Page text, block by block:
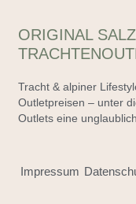
ORIGINAL
Tracht & alpiner
Outletpreisen – unter
Outlets eine
Impressum